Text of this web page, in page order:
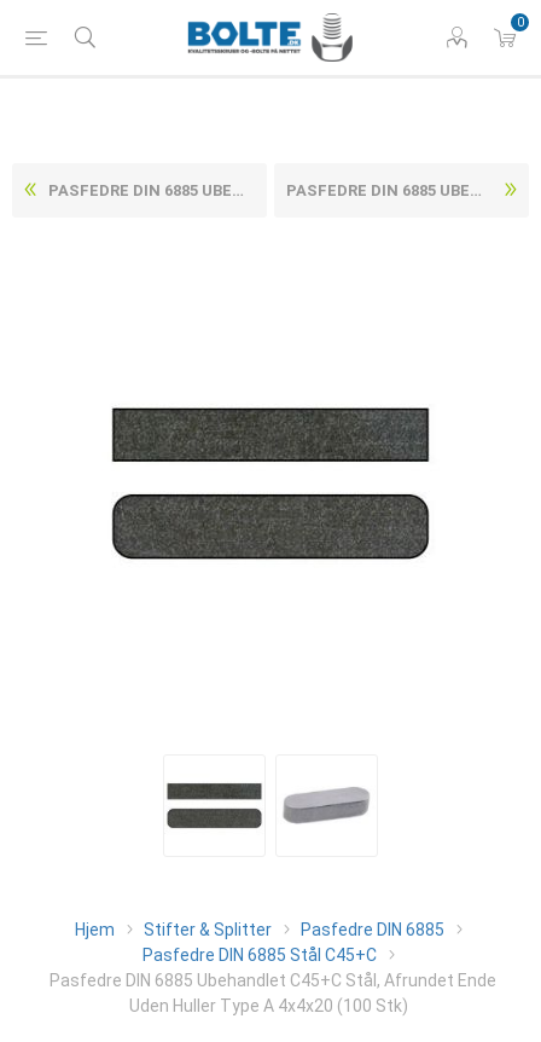
0
PASFEDRE DIN 6885 UBEHANDLET C45+C STÅL, AFRUNDET ENDE UDEN HULLER TYPE A 4X4X18 (100 STK) PASFEDRE DIN 6885 UBEHANDLET C45+C STÅL, AFRUNDET ENDE UDEN HULLER TYPE A 4X4X22 (100 STK)
Hjem Stifter & Splitter
Pasfedre DIN 6885
Pasfedre DIN 6885 Stål C45+C
Pasfedre DIN 6885 Ubehandlet C45+C Stål, Afrundet Ende
Uden Huller Type A 4x4x20 (100 Stk)